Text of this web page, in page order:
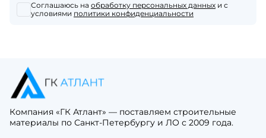
Соглашаюсь на обработку персональных данных и с
условиями политики конфиденциальности
Компания «ГК Атлант» — поставляем строительные
материалы по Санкт-Петербургу и ЛО с 2009 года.